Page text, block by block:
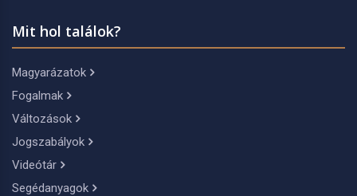
Mit hol találok?
Magyarázatok
Fogalmak
Változások
Jogszabályok
Videótár
Segédanyagok